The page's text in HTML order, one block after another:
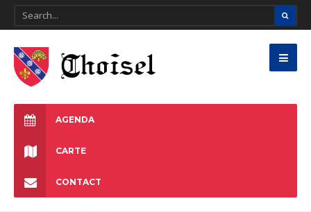
AGENDA
CARTE
CONTACT